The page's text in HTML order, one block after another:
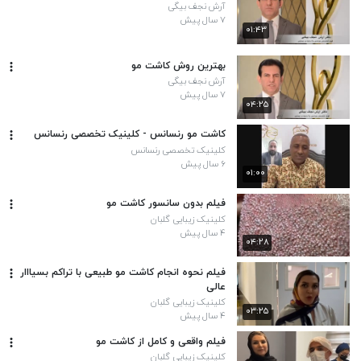
۰۱:۴۳
آرش نجف بیگی
۷ سال پیش
۰۴:۲۵
بهترین روش کاشت مو
آرش نجف بیگی
۷ سال پیش
۰۱:۰۰
کاشت مو رنسانس - کلینیک تخصصی رنسانس
کلینیک تخصصی رنسانس
۶ سال پیش
۰۴:۲۸
فیلم بدون سانسور کاشت مو
کلینیک زیبایی گلبان
۴ سال پیش
۰۳:۲۵
فیلم نحوه انجام کاشت مو طبیعی با تراکم بسیااار
عالی
کلینیک زیبایی گلبان
۴ سال پیش
فیلم واقعی و کامل از کاشت مو
کلینیک زیبایی گلبان